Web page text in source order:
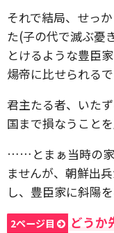
それで結局、せっ
た(子の代で滅ぶ憂
とけるような豊臣
煬帝に比せられるで
君主たる者、いた
国まで損なうこと
……とまぁ当時の家
ませんが、朝鮮出
し、豊臣家に斜陽
2ページ目
どうか